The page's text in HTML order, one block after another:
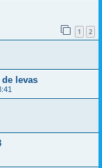
1 2
levas